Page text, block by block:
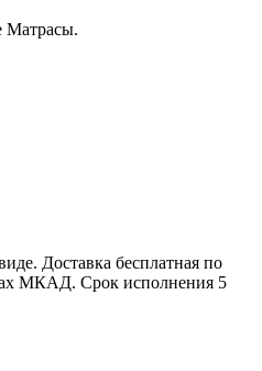
Матрасы.
Доставка бесплатная по
МКАД. Срок исполнения 5